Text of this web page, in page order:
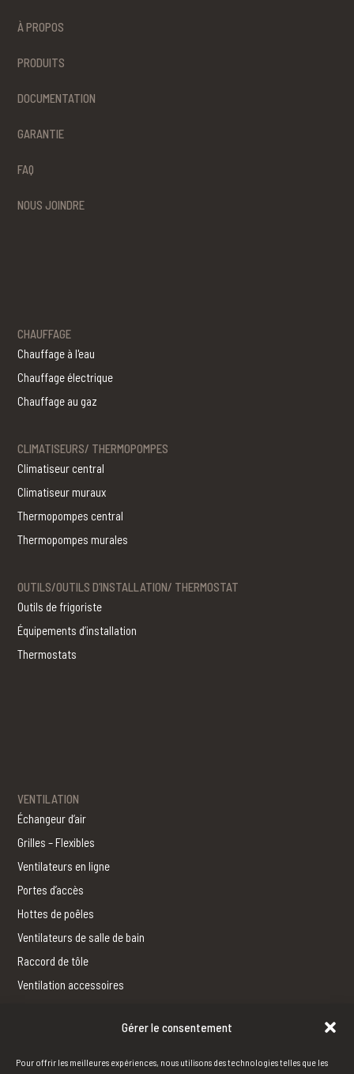
Gérer le consentement
Pour offrir les meilleures expériences, nous utilisons des technologies telles que les
À PROPOS
PRODUITS
DOCUMENTATION
GARANTIE
FAQ
NOUS JOINDRE
CHAUFFAGE
Chauffage à l'eau
Chauffage électrique
Chauffage au gaz
CLIMATISEURS/ THERMOPOMPES
Climatiseur central
Climatiseur muraux
Thermopompes central
Thermopompes murales
OUTILS/OUTILS D’INSTALLATION/ THERMOSTAT
Outils de frigoriste
Équipements d’installation
Thermostats
VENTILATION
Échangeur d’air
Grilles – Flexibles
Ventilateurs en ligne
Portes d’accès
Hottes de poêles
Ventilateurs de salle de bain
Raccord de tôle
Ventilation accessoires